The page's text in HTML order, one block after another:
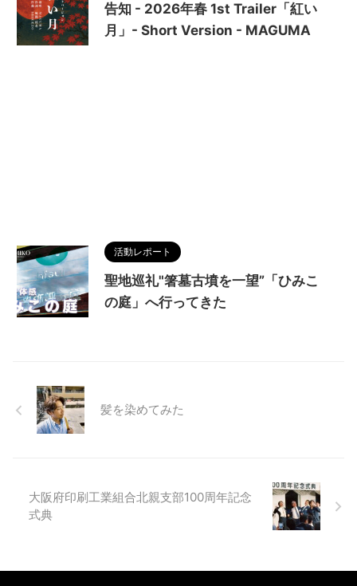
告知 - 2026年春 1st Trailer「紅い
月」- Short Version - MAGUMA
活動レポート
聖地巡礼"箸墓古墳を一望”「ひみこ
の庭」へ行ってきた
髪を染めてみた
大阪府印刷工業組合北親支部100周年記念
式典